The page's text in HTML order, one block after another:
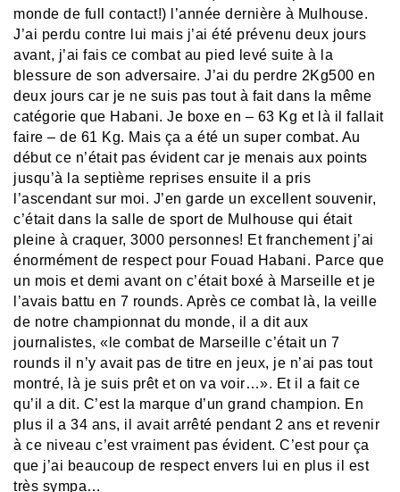
monde de full contact!) l’année dernière à Mulhouse.
J’ai perdu contre lui mais j’ai été prévenu deux jours
avant, j’ai fais ce combat au pied levé suite à la
blessure de son adversaire. J’ai du perdre 2Kg500 en
deux jours car je ne suis pas tout à fait dans la même
catégorie que Habani. Je boxe en – 63 Kg et là il fallait
faire – de 61 Kg. Mais ça a été un super combat. Au
début ce n’était pas évident car je menais aux points
jusqu’à la septième reprises ensuite il a pris
l’ascendant sur moi. J’en garde un excellent souvenir,
c’était dans la salle de sport de Mulhouse qui était
pleine à craquer, 3000 personnes! Et franchement j’ai
énormément de respect pour Fouad Habani. Parce que
un mois et demi avant on c’était boxé à Marseille et je
l’avais battu en 7 rounds. Après ce combat là, la veille
de notre championnat du monde, il a dit aux
journalistes, «le combat de Marseille c’était un 7
rounds il n’y avait pas de titre en jeux, je n’ai pas tout
montré, là je suis prêt et on va voir…». Et il a fait ce
qu’il a dit. C’est la marque d’un grand champion. En
plus il a 34 ans, il avait arrêté pendant 2 ans et revenir
à ce niveau c’est vraiment pas évident. C’est pour ça
que j’ai beaucoup de respect envers lui en plus il est
très sympa…